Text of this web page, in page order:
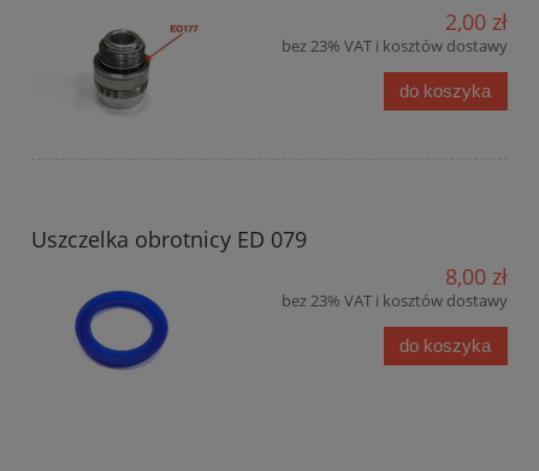
2,00 zł
bez 23% VAT i kosztów dostawy
do koszyka
Uszczelka obrotnicy ED 079
8,00 zł
bez 23% VAT i kosztów dostawy
do koszyka